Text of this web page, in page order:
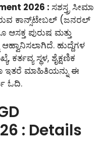
2026 : ಸಶಸ್ತ್ರ ಸೀಮಾ
ಕಾನ್ಸ್‌ಟೇಬಲ್‌ (ಜನರಲ್
ಪುರುಷ ಮತ್ತು
ಹುದ್ದೆಗಳ
ಸ್ಥಳ, ಶೈಕ್ಷಣಿಕ
ಇತರೆ ಮಾಹಿತಿಯನ್ನು ಈ
ಓದಿ.
: Details